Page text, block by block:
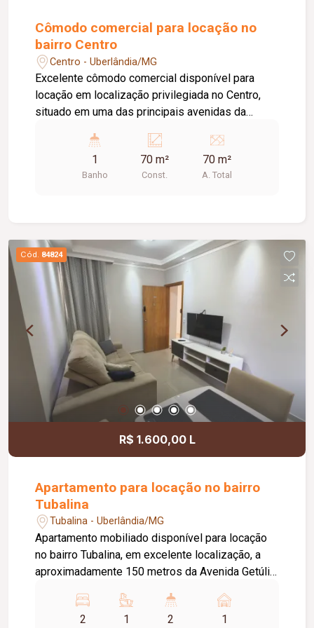
Cômodo comercial para locação no
bairro Centro
Centro - Uberlândia/MG
Excelente cômodo comercial disponível para
locação em localização privilegiada no Centro,
situado em uma das principais avenidas da
grande visibilidade e fácil acesso. O imóvel
possui aproximadamente 70 m² de área,
dispondo de 01 banheiro, 01 depósito, 02 portas
1
Banho
70 m²
Const.
70 m²
A. Total
Cód. 84824
R$ 1.600,00 L
Apartamento para locação no bairro
Tubalina
Tubalina - Uberlândia/MG
Apartamento mobiliado disponível para locação
no bairro Tubalina, em excelente localização, a
aproximadamente 150 metros da Avenida Getúlio
eletrônicos, fechadura eletrônica, 01 vaga de
estacionamento com excelente posicionamento
2 1 2 1